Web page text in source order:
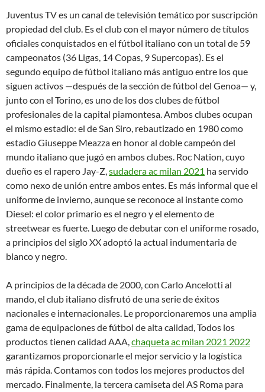
Juventus TV es un canal de televisión temático por suscripción
propiedad del club. Es el club con el mayor número de títulos
oficiales conquistados en el fútbol italiano con un total de 59
campeonatos (36 Ligas, 14 Copas, 9 Supercopas). Es el
segundo equipo de fútbol italiano más antiguo entre los que
siguen activos —después de la sección de fútbol del Genoa— y,
junto con el Torino, es uno de los dos clubes de fútbol
profesionales de la capital piamontesa. Ambos clubes ocupan
el mismo estadio: el de San Siro, rebautizado en 1980 como
estadio Giuseppe Meazza en honor al doble campeón del
mundo italiano que jugó en ambos clubes. Roc Nation, cuyo
dueño es el rapero Jay-Z,sudadera ac milan 2021 ha servido
como nexo de unión entre ambos entes. Es más informal que el
uniforme de invierno, aunque se reconoce al instante como
Diesel: el color primario es el negro y el elemento de
streetwear es fuerte. Luego de debutar con el uniforme rosado,
a principios del siglo XX adoptó la actual indumentaria de
blanco y negro.
A principios de la década de 2000, con Carlo Ancelotti al
mando, el club italiano disfrutó de una serie de éxitos
nacionales e internacionales. Le proporcionaremos una amplia
gama de equipaciones de fútbol de alta calidad, Todos los
productos tienen calidad AAA,chaqueta ac milan 2021 2022
garantizamos proporcionarle el mejor servicio y la logística
más rápida. Contamos con todos los mejores productos del
mercado. Finalmente, la tercera camiseta del AS Roma para